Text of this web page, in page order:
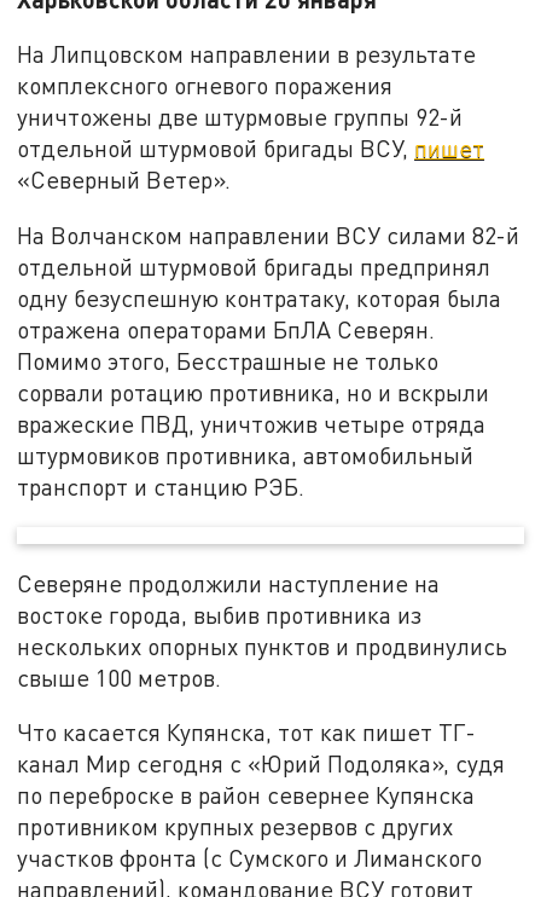
На Липцовском направлении в результате
комплексного огневого поражения
уничтожены две штурмовые группы 92-й
отдельной штурмовой бригады ВСУ, пишет
«Северный Ветер».
На Волчанском направлении ВСУ силами 82-й
отдельной штурмовой бригады предпринял
одну безуспешную контратаку, которая была
отражена операторами БпЛА Северян.
Помимо этого, Бесстрашные не только
сорвали ротацию противника, но и вскрыли
вражеские ПВД, уничтожив четыре отряда
штурмовиков противника, автомобильный
транспорт и станцию РЭБ.
Северяне продолжили наступление на
востоке города, выбив противника из
нескольких опорных пунктов и продвинулись
свыше 100 метров.
Что касается Купянска, тот как пишет ТГ-
канал Мир сегодня с «Юрий Подоляка», судя
по переброске в район севернее Купянска
противником крупных резервов с других
участков фронта (с Сумского и Лиманского
направлений), командование ВСУ готовит